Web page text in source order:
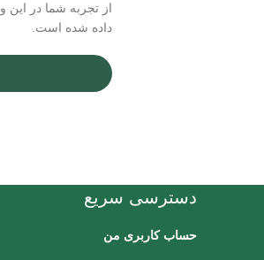
از تجربه شما در این
داده شده است.
دسترسی سریع
حساب کاربری من